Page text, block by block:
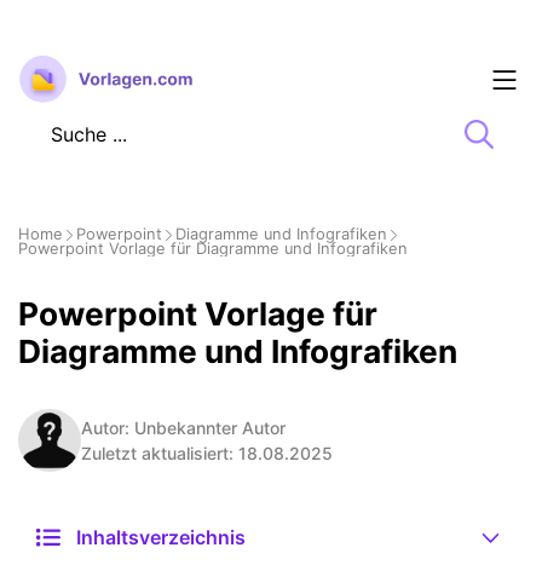
Zum
Inhalt
springen
Home Powerpoint
Diagramme und Infografiken
Powerpoint Vorlage für Diagramme und Infografiken
Powerpoint Vorlage für
Diagramme und Infografiken
Autor: Unbekannter Autor
Zuletzt aktualisiert: 18.08.2025
Inhaltsverzeichnis